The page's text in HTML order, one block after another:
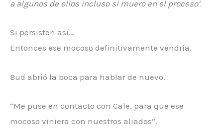
a algunos de ellos incluso si muero en el proceso’.
Si persisten así…
Entonces ese mocoso definitivamente vendría.
Bud abrió la boca para hablar de nuevo.
“Me puse en contacto con Cale, para que ese
mocoso viniera con nuestros aliados”.